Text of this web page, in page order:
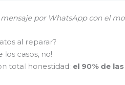
por WhatsApp con el
al reparar?
los casos, no!
total honestidad: el 90% de